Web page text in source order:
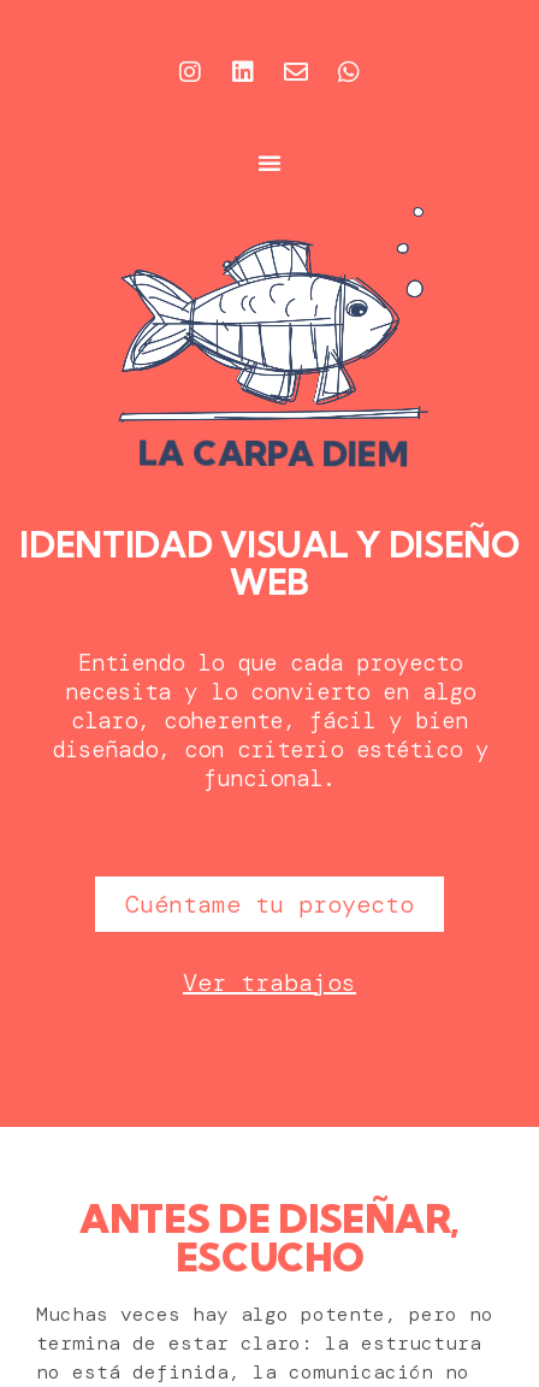
LA CARPA DIEM
IDENTIDAD VISUAL Y DISEÑO
WEB
Entiendo lo que cada proyecto
necesita y lo convierto en algo
claro, coherente, fácil y bien
diseñado, con criterio estético y
funcional.
Cuéntame tu proyecto
Ver trabajos
ANTES DE DISEÑAR,
ESCUCHO
Muchas veces hay algo potente, pero no
termina de estar claro: la estructura
no está definida, la comunicación no